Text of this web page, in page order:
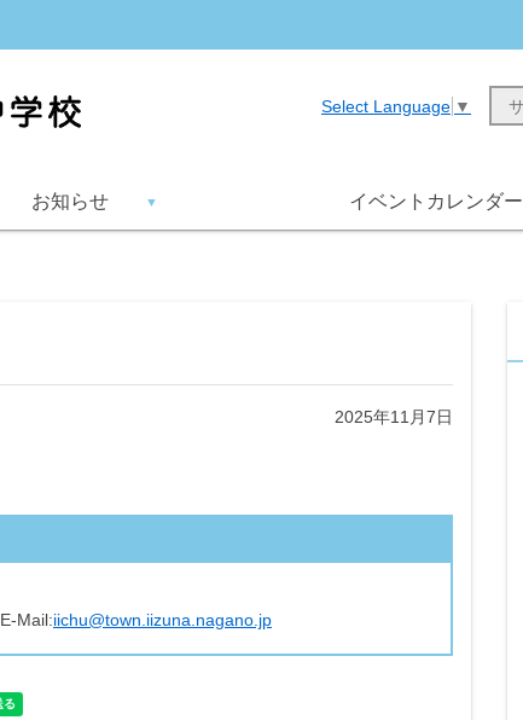
Select Language ▼
お知らせ イベントカレンダー
2025年11月7日
E-Mail:iichu@town.iizuna.nagano.jp